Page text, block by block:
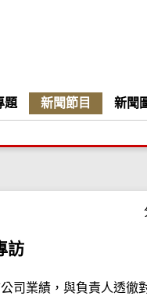
題 新聞節目 新聞
訪
司業績，與負責人透徹